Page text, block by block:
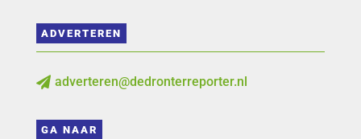
ADVERTEREN
 adverteren@dedronterreporter.nl
GA NAAR